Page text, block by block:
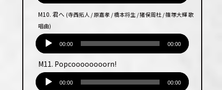
レー
ヤー
M10. 君へ (寺西拓人 / 原嘉孝 / 橋本将生 / 猪俣周杜 / 篠塚大輝 歌
唱曲)
レー
ヤー
00:00 00:00
M11. Popcoooooooorn!
00:00 00:00